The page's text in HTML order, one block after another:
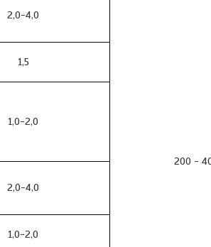
200 -
2,0-4,0
1,5
1,0-2,0
2,0-4,0
1,0-2,0